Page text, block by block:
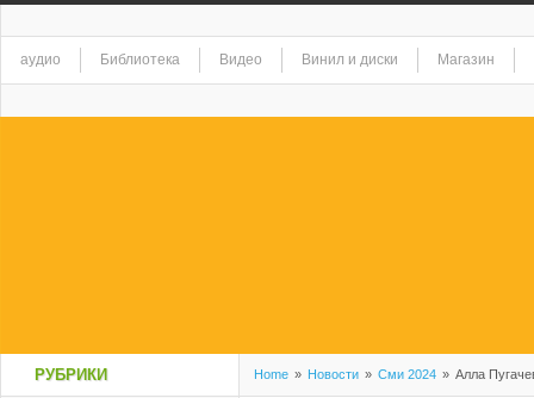
аудио Библиотека Видео Винил и диски Магазин
Home » Новости » Сми 2024 » Алла
РУБРИКИ